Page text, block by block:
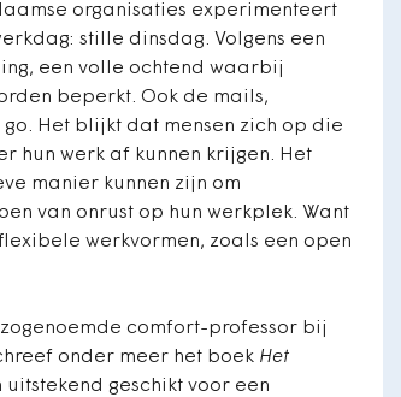
organisaties experimenteert
stille dinsdag. Volgens een
een volle ochtend waarbij
beperkt. Ook de mails,
Het blijkt dat mensen zich op die
hun werk af kunnen krijgen. Het
manier kunnen zijn om
van onrust op hun werkplek. Want
werkvormen, zoals een open
comfort-professor bij
onder meer het boek Het
uitstekend geschikt voor een